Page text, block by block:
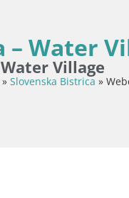
– Water
Village
» Slovenska Bistrica »